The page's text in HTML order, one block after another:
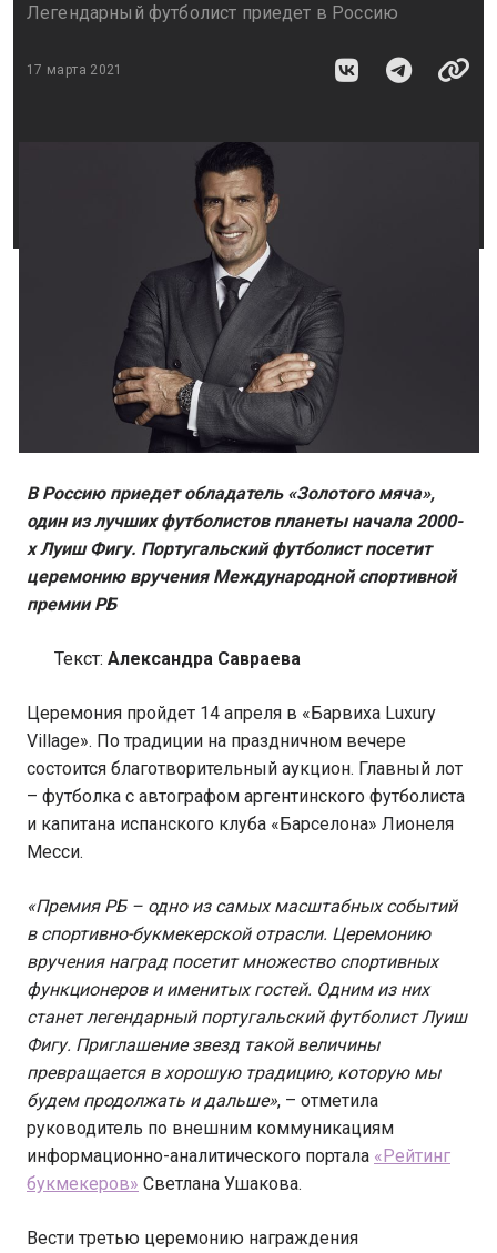
Легендарный футболист приедет в Россию
17 марта 2021
В Россию приедет обладатель «Золотого мяча»,
один из лучших футболистов планеты начала 2000-
х Луиш Фигу. Португальский футболист посетит
церемонию вручения Международной спортивной
премии РБ
Текст: Александра Савраева
Церемония пройдет 14 апреля в «Барвиха Luxury
Village». По традиции на праздничном вечере
состоится благотворительный аукцион. Главный лот
– футболка с автографом аргентинского футболиста
и капитана испанского клуба «Барселона» Лионеля
Месси.
«Премия РБ – одно из самых масштабных событий
в спортивно-букмекерской отрасли. Церемонию
вручения наград посетит множество спортивных
функционеров и именитых гостей. Одним из них
станет легендарный португальский футболист Луиш
Фигу. Приглашение звезд такой величины
превращается в хорошую традицию, которую мы
будем продолжать и дальше», – отметила
руководитель по внешним коммуникациям
информационно-аналитического портала «Рейтинг
букмекеров» Светлана Ушакова.
Вести третью церемонию награждения